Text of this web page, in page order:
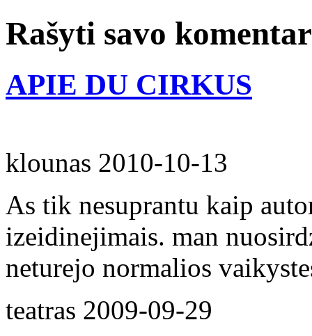
Rašyti savo
APIE DU CIRKUS
klounas 2010-10-13
As tik nesuprantu kaip
izeidinejimais. man
neturejo normalios
teatras 2009-09-29